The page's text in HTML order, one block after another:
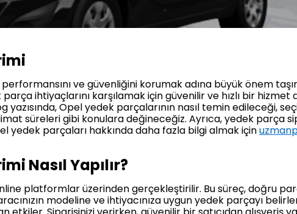
ve güvenliğini korumak adına büyük önem
ihtiyaçlarını karşılamak için güvenilir ve hızlı bir hizmet
yazısında, Opel yedek parçalarının nasıl temin edileceği,
süreleri gibi konulara değineceğiz. Ayrıca, yedek parça
yedek parçaları hakkında daha fazla bilgi almak için
Nasıl Yapılır?
platformlar üzerinden gerçekleştirilir. Bu süreç, doğru
modeline ve ihtiyacınıza uygun yedek parçayı